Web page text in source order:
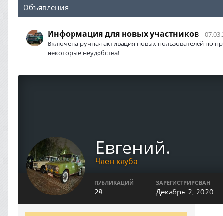
Объявления
Информация для новых участников
Включена ручная активация новых пользователей по
некоторые неудобства!
Евгений.
Член клуба
ПУБЛИКАЦИЙ
28
ЗАРЕГИСТРИРОВАН
Декабрь 2, 2020